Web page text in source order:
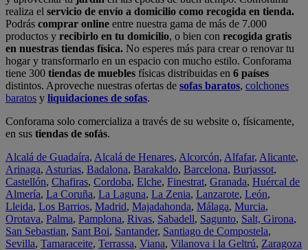
realiza el servicio de envío a domicilio como recogida en tienda.
Podrás comprar online entre nuestra gama de más de 7.000
productos y recibirlo en tu domicilio, o bien con recogida gratis
en nuestras tiendas física. No esperes más para crear o renovar tu
hogar y transformarlo en un espacio con mucho estilo. Conforama
tiene 300 tiendas de muebles físicas distribuidas en 6 países
distintos. Aproveche nuestras ofertas de sofas baratos, colchones
baratos y liquidaciones de sofas.
Conforama solo comercializa a través de su website o, físicamente,
en sus tiendas de sofás.
Alcalá de Guadaíra, Alcalá de Henares, Alcorcón, Alfafar, Alicante,
Arinaga, Asturias, Badalona, Barakaldo, Barcelona, Burjassot,
Castellón, Chafiras, Cordoba, Elche, Finestrat, Granada, Huércal de
Almería, La Coruña, La Laguna, La Zenia, Lanzarote, León,
Lleida, Los Barrios, Madrid, Majadahonda, Málaga, Murcia,
Orotava, Palma, Pamplona, Rivas, Sabadell, Sagunto, Salt, Girona,
San Sebastian, Sant Boi, Santander, Santiago de Compostela,
Sevilla, Tamaraceite, Terrassa, Viana, Vilanova i la Geltrú, Zaragoza